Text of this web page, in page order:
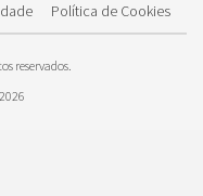
Política de Cookies
reservados.